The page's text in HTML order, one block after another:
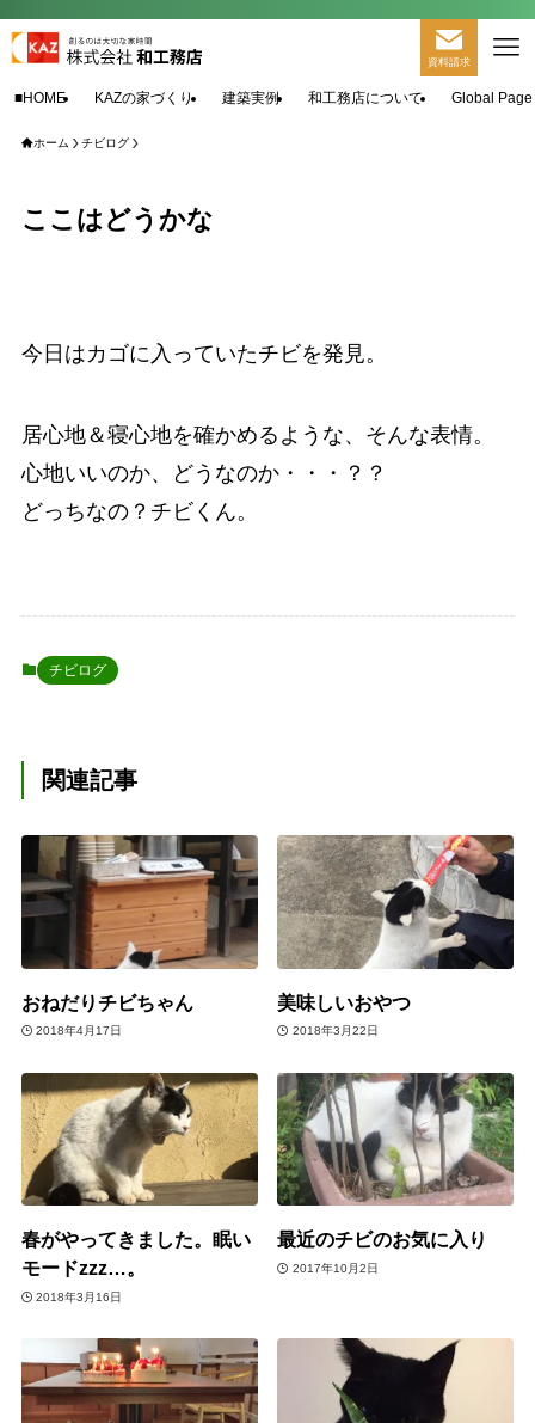
資料請求
■HOME KAZの家づくり 建築実例 和工務店について Global
ホーム チビログ
ここはどうかな
今日はカゴに入っていたチビを発見。
居心地＆寝心地を確かめるような、そんな表情。
心地いいのか、どうなのか・・・？？
どっちなの？チビくん。
チビログ
関連記事
おねだりチビちゃん
2018年4月17日
美味しいおやつ
2018年3月22日
春がやってきました。眠い
モードzzz…。
2018年3月16日
最近のチビのお気に入り
2017年10月2日